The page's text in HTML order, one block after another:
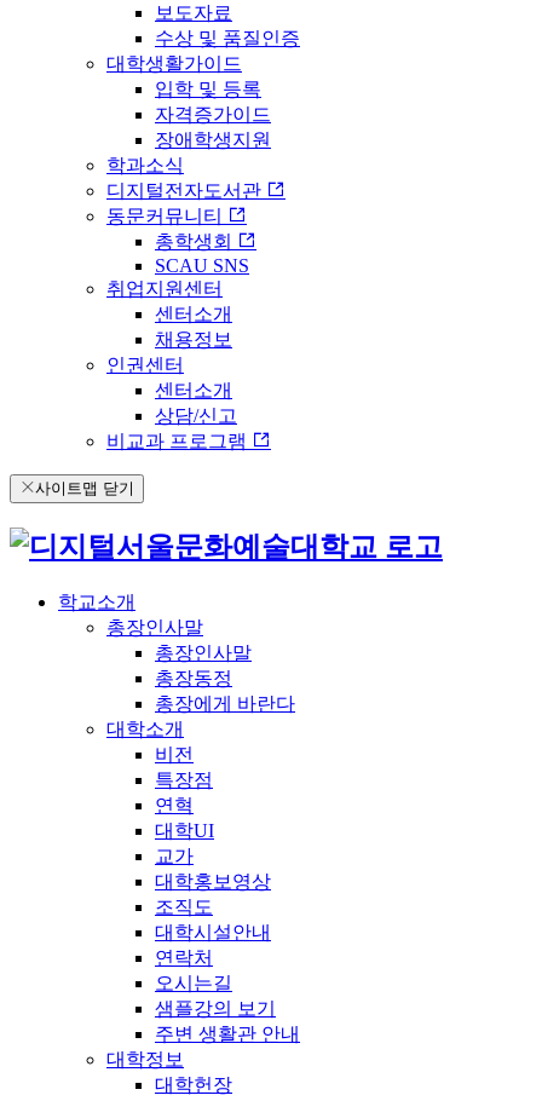
보도자료
수상 및 품질인증
대학생활가이드
입학 및 등록
자격증가이드
장애학생지원
학과소식
디지털전자도서관
동문커뮤니티
총학생회
SCAU SNS
취업지원센터
센터소개
채용정보
인권센터
센터소개
상담/신고
비교과 프로그램
사이트맵 닫기
학교소개
총장인사말
총장인사말
총장동정
총장에게 바란다
대학소개
비전
특장점
연혁
대학UI
교가
대학홍보영상
조직도
대학시설안내
연락처
오시는길
샘플강의 보기
주변 생활관 안내
대학정보
대학헌장